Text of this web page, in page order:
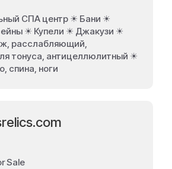
СПА центр ☀ Бани ☀
☀ Купели ☀ Джакузи ☀
расслабляющий,
тонуса, антицеллюлитный ☀
спина, ноги
Sale